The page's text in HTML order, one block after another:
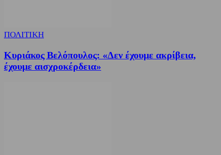
ΠΟΛΙΤΙΚΗ
Κυριάκος Βελόπουλος: «Δεν έχουμε ακρίβεια,
έχουμε αισχροκέρδεια»